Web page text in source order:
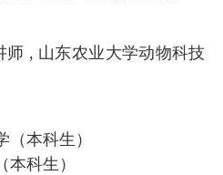
师 , 山东农业大学动物科技
本科生）
科生）